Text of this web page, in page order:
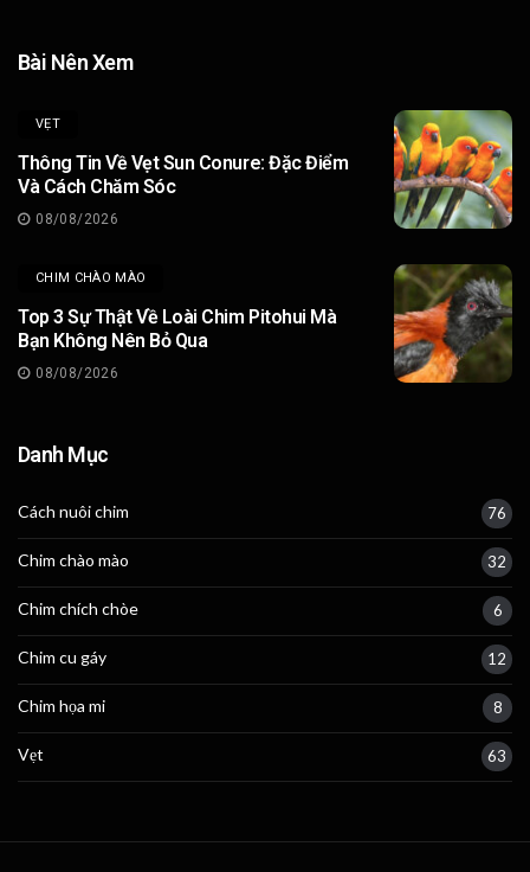
Bài Nên Xem
VẸT
Thông Tin Về Vẹt Sun Conure: Đặc Điểm
Và Cách Chăm Sóc
08/08/2026
CHIM CHÀO MÀO
Top 3 Sự Thật Về Loài Chim Pitohui Mà
Bạn Không Nên Bỏ Qua
08/08/2026
Danh Mục
Cách nuôi chim 76
Chim chào mào 32
Chim chích chòe 6
Chim cu gáy 12
Chim họa mi 8
Vẹt 63